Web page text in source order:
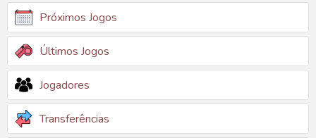
Próximos Jogos
Últimos Jogos
Jogadores
Transferências